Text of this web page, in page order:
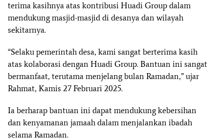
terima kasihnya atas kontribusi Huadi Group dalam
mendukung masjid-masjid di desanya dan wilayah
sekitarnya.
“Selaku pemerintah desa, kami sangat berterima kasih
atas kolaborasi dengan Huadi Group. Bantuan ini sangat
bermanfaat, terutama menjelang bulan Ramadan,” ujar
Rahmat, Kamis 27 Februari 2025.
Ia berharap bantuan ini dapat mendukung kebersihan
dan kenyamanan jamaah dalam menjalankan ibadah
selama Ramadan.